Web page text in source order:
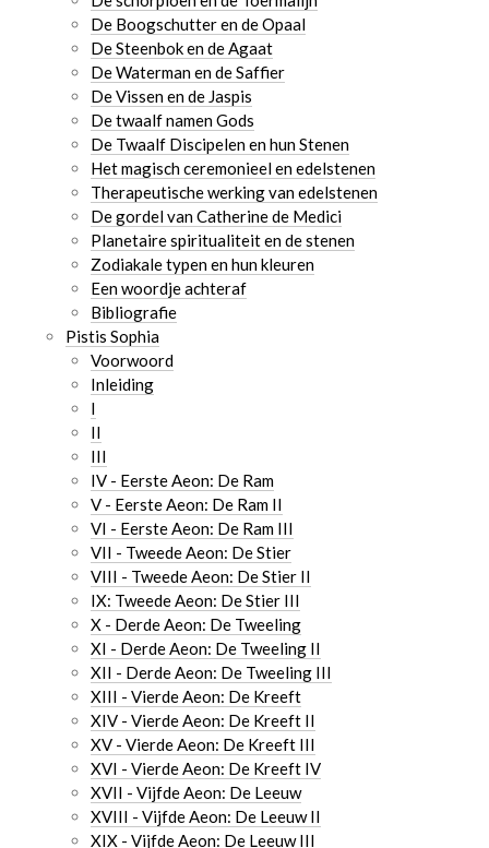
De Boogschutter en de Opaal
De Steenbok en de Agaat
De Waterman en de Saffier
De Vissen en de Jaspis
De twaalf namen Gods
De Twaalf Discipelen en hun Stenen
Het magisch ceremonieel en edelstenen
Therapeutische werking van edelstenen
De gordel van Catherine de Medici
Planetaire spiritualiteit en de stenen
Zodiakale typen en hun kleuren
Een woordje achteraf
Bibliografie
Pistis Sophia
Voorwoord
Inleiding
I
II
III
IV - Eerste Aeon: De Ram
V - Eerste Aeon: De Ram II
VI - Eerste Aeon: De Ram III
VII - Tweede Aeon: De Stier
VIII - Tweede Aeon: De Stier II
IX: Tweede Aeon: De Stier III
X - Derde Aeon: De Tweeling
XI - Derde Aeon: De Tweeling II
XII - Derde Aeon: De Tweeling III
XIII - Vierde Aeon: De Kreeft
XIV - Vierde Aeon: De Kreeft II
XV - Vierde Aeon: De Kreeft III
XVI - Vierde Aeon: De Kreeft IV
XVII - Vijfde Aeon: De Leeuw
XVIII - Vijfde Aeon: De Leeuw II
XIX - Vijfde Aeon: De Leeuw III